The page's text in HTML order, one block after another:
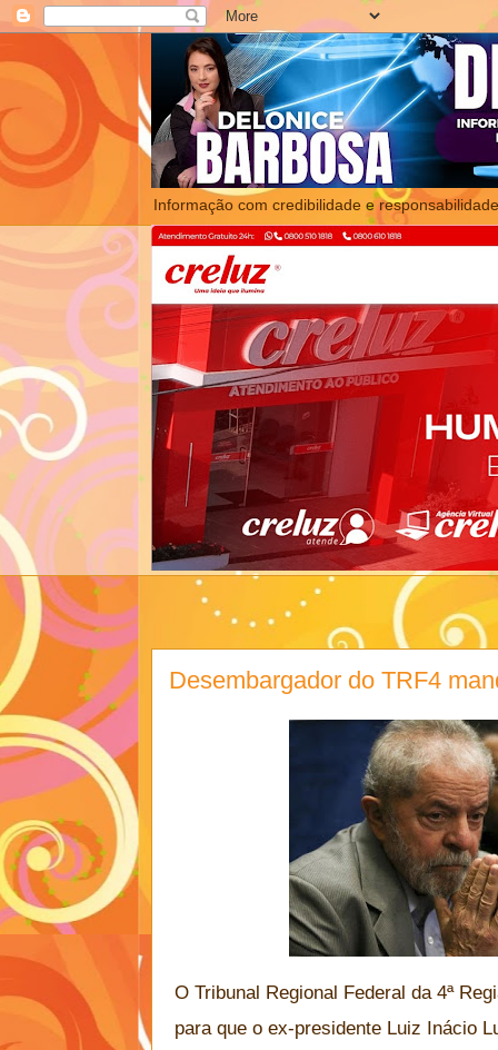
Informação com credibilidade e
Desembargador do TRF4
O Tribunal Regional Federal da 4ª
para que o ex-presidente Luiz Inácio